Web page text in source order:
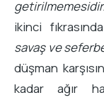
getirilmemesidir.
ikinci
savaş ve
düşman
kadar ağır